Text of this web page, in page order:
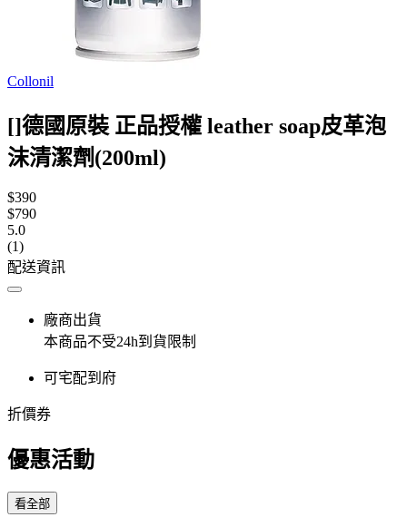
Collonil
[]德國原裝 正品授權 leather soap皮革泡
沫清潔劑(200ml)
$390
$790
5.0
(1)
配送資訊
廠商出貨
本商品不受24h到貨限制
可宅配到府
折價券
優惠活動
看全部